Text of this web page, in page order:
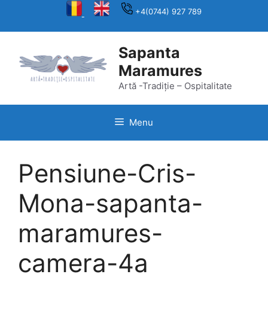
+4(0744) 927 789
Sapanta
Maramures
Artă -Tradiție – Ospitalitate
Menu
Pensiune-Cris-
Mona-sapanta-
maramures-
camera-4a